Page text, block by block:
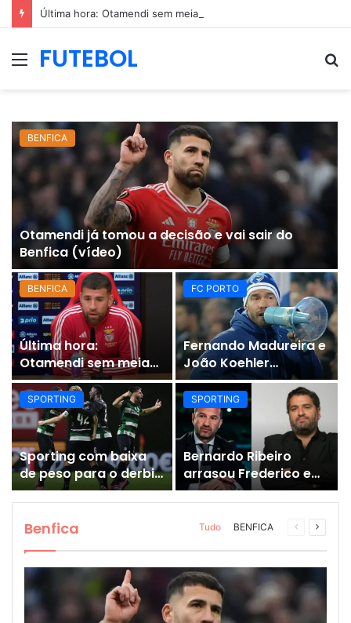
MenuFUTEBOL
BENFICA
Otamendi já tomou a decisão e vai sair do
Benfica (vídeo)
BENFICA
Última hora:
Otamendi sem meias-
palavras para
esclarecer a polêmica
após derrota diante
do Sporting (vídeo)
FC PORTO
Fernando Madureira e
João Koehler
estiveram na AG de
2023 sem
credenciação (vídeo)
SPORTING
Sporting com baixa
de peso para o derbi
contra Benfica
SPORTING
Bernardo Ribeiro
arrasou Frederico e
Sporting (vídeo)
Benfica Tudo BENFICA
Página